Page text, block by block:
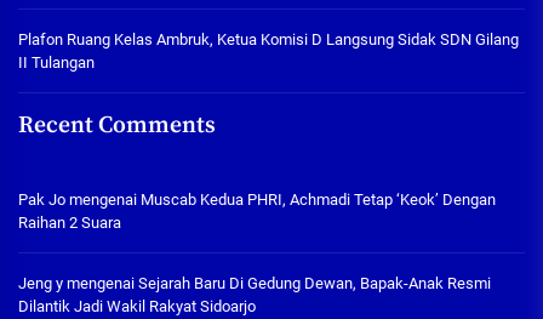
Plafon Ruang Kelas Ambruk, Ketua Komisi D Langsung Sidak SDN Gilang
II Tulangan
Recent Comments
Pak Jo mengenai Muscab Kedua PHRI, Achmadi Tetap ‘Keok’ Dengan
Raihan 2 Suara
Jeng y mengenai Sejarah Baru Di Gedung Dewan, Bapak-Anak Resmi
Dilantik Jadi Wakil Rakyat Sidoarjo